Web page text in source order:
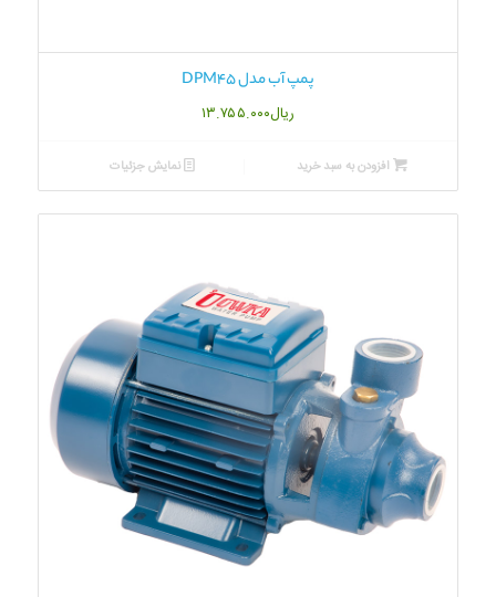
پمپ آب مدل DPM45
ریال۱۳.۷۵۵.۰۰۰
افزودن به سبد خرید نمایش جزئیات